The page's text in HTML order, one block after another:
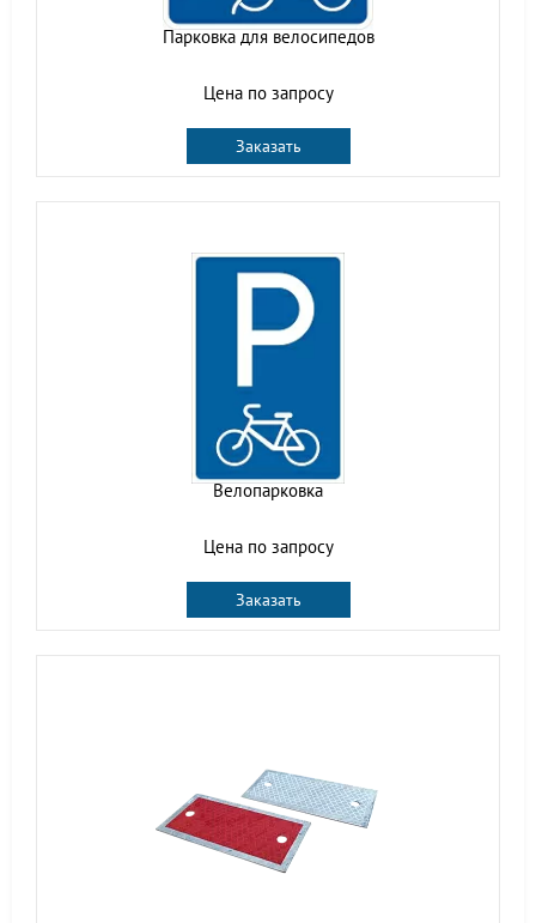
Парковка для велосипедов
Цена по запросу
Заказать
Велопарковка
Цена по запросу
Заказать